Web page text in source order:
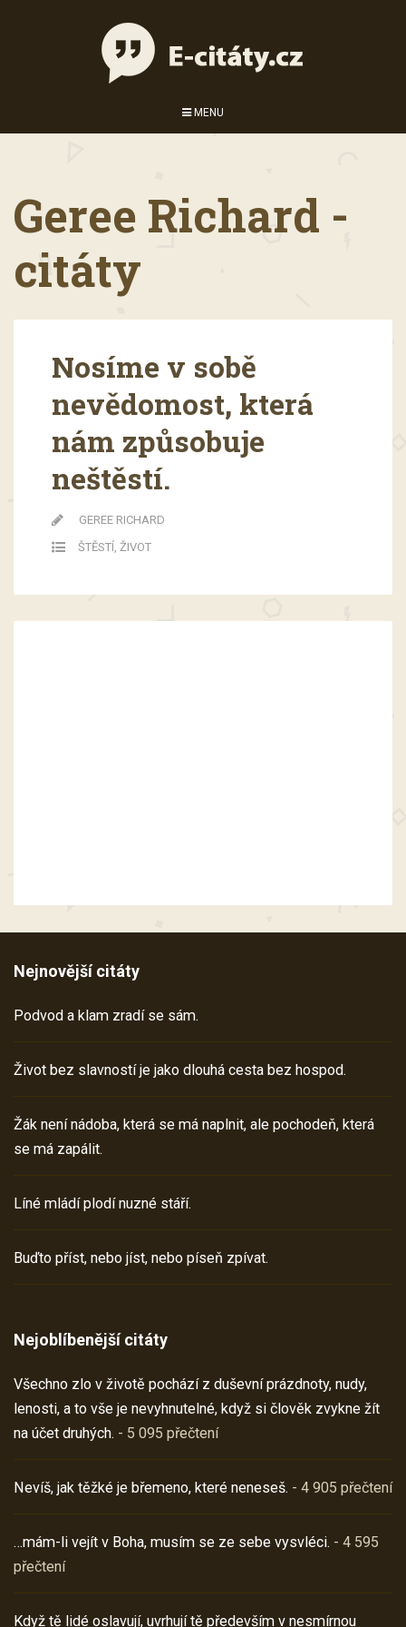
MENU
Geree Richard -
citáty
Nosíme v sobě
nevědomost, která
nám způsobuje
neštěstí.
GEREE RICHARD
ŠTĚSTÍ, ŽIVOT
Nejnovější citáty
Podvod a klam zradí se sám.
Život bez slavností je jako dlouhá cesta bez hospod.
Žák není nádoba, která se má naplnit, ale pochodeň, která
se má zapálit.
Líné mládí plodí nuzné stáří.
Buďto příst, nebo jíst, nebo píseň zpívat.
Nejoblíbenější citáty
Všechno zlo v životě pochází z duševní prázdnoty, nudy,
lenosti, a to vše je nevyhnutelné, když si člověk zvykne žít
na účet druhých. - 5 095 přečtení
Nevíš, jak těžké je břemeno, které neneseš. - 4 905 přečtení
…mám-li vejít v Boha, musím se ze sebe vysvléci. - 4 595
přečtení
Když tě lidé oslavují, uvrhují tě především v nesmírnou